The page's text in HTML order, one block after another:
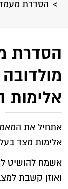
הסדרת
הסדרת
אלימות
אתחיל את
אלימות מצד
אשמח להושיט
ואוזן קשבת